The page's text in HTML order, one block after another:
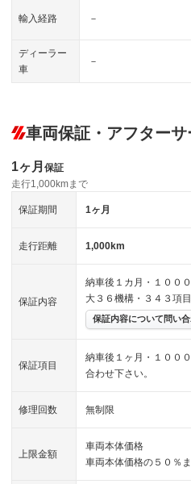
輸入経路 －
ディーラー
車
－
車両保証・アフターサ
1ヶ月 保証
走行1,000kmまで
保証期間 1ヶ月
走行距離 1,000km
保証内容
納車後１カ月・１００
大３６機構・３４３項
保証内容について問い
保証項目
納車後１ヶ月・１００
合わせ下さい。
修理回数 無制限
上限金額
車両本体価格
車両本体価格の５０％